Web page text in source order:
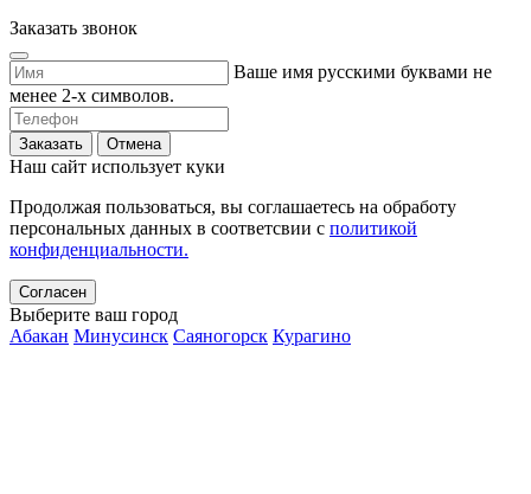
Заказать звонок
Ваше имя русскими буквами не
менее 2-х символов.
Заказать Отмена
Наш сайт использует куки
Продолжая пользоваться, вы соглашаетесь на обработу
персональных данных в соответсвии с политикой
конфиденциальности.
Согласен
Выберите ваш город
Абакан Минусинск Саяногорск Курагино